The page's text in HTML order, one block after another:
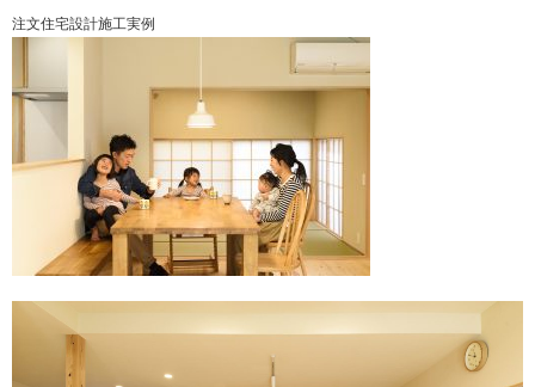
注文住宅設計施工実例